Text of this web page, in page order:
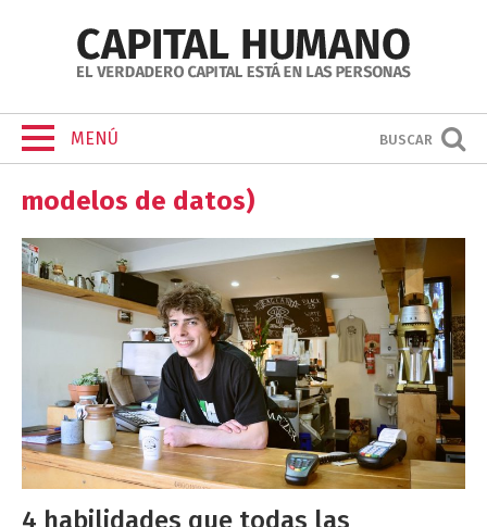
MENÚ BUSCAR
modelos de datos)
4 habilidades que todas las